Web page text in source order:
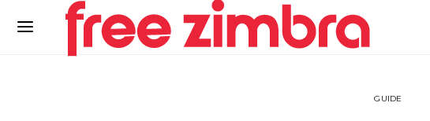
GUIDE